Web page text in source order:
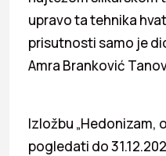
upravo ta tehnika
prisutnosti samo je
Amra Branković
Izložbu „Hedonizam,
pogledati do